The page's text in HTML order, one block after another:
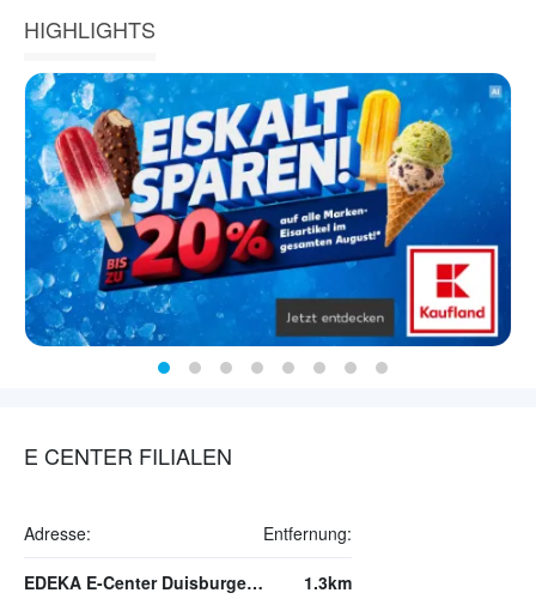
HIGHLIGHTS
E CENTER FILIALEN
Adresse: Entfernung:
EDEKA E-Center Duisburger Straße 1.3km